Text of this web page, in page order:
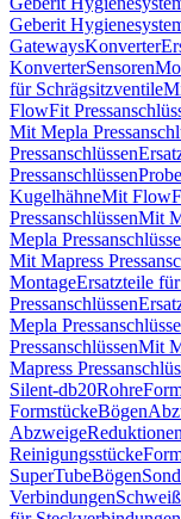
Geberit
GatewaysKonverter
KonverterSensoren
für Schrägsitzventile
FlowFit
Mit Mepla
Pressanschlüssen
Pressanschlüssen
KugelhähneMit
PressanschlüssenMit
Mepla
Mit Mapress
MontageErsatzteile
Pressanschlüssen
Mepla
PressanschlüssenMit
Mapress
Silent-db20Rohre
FormstückeBögen
AbzweigeReduktionen
Reinigungsstücke
SuperTubeBögen
Verbindungen